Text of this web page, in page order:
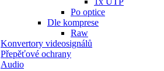
Po optice
Dle komprese
Raw
Konvertory videosignálů
Přepěťové ochrany
Audio